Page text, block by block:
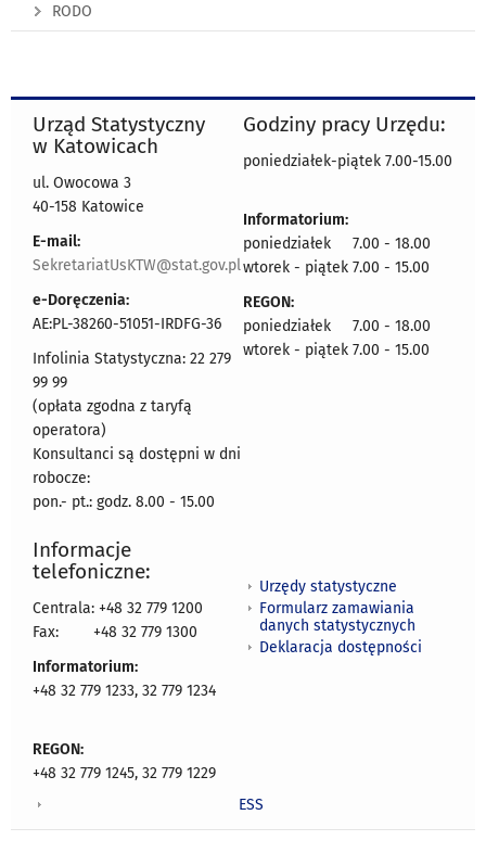
RODO
Urząd Statystyczny
w Katowicach
ul. Owocowa 3
40-158 Katowice
E-mail:
SekretariatUsKTW@stat.gov.pl
e-Doręczenia:
AE:PL-38260-51051-IRDFG-36
Infolinia Statystyczna: 22 279
99 99
(opłata zgodna z taryfą
operatora)
Konsultanci są dostępni w dni
robocze:
pon.- pt.: godz. 8.00 - 15.00
Godziny pracy Urzędu:
poniedziałek-piątek 7.00-15.00
Informatorium:
poniedziałek 7.00 - 18.00
wtorek - piątek 7.00 - 15.00
REGON:
poniedziałek 7.00 - 18.00
wtorek - piątek 7.00 - 15.00
Informacje
telefoniczne:
Centrala: +48 32 779 1200
Fax:
+48 32 779 1300
Informatorium:
+48 32 779 1233, 32 779 1234
REGON:
+48 32 779 1245, 32 779 1229
Urzędy statystyczne
Formularz zamawiania
danych statystycznych
Deklaracja dostępności
ESS